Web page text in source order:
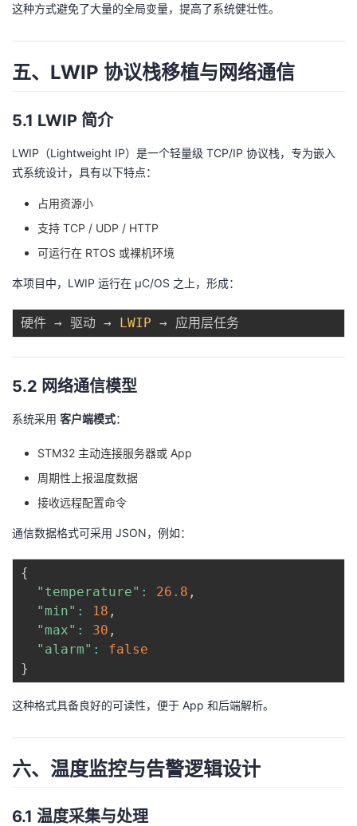
这种方式避免了大量的全局变量，提高了系统健壮性。
五、LWIP 协议栈移植与网络通信
5.1 LWIP 简介
LWIP（Lightweight IP）是一个轻量级 TCP/IP 协议栈，专为嵌入
式系统设计，具有以下特点：
占用资源小
支持 TCP / UDP / HTTP
可运行在 RTOS 或裸机环境
本项目中，LWIP 运行在 μC/OS 之上，形成：
硬件 → 驱动 → LWIP
5.2 网络通信模型
系统采用 客户端模式：
STM32 主动连接服务器或 App
周期性上报温度数据
接收远程配置命令
通信数据格式可采用 JSON，例如：
{
"temperature" : 26.8 ,
"min" : 18 ,
"max" : 30 ,
"alarm" :
false
}
这种格式具备良好的可读性，便于 App 和后端解析。
六、温度监控与告警逻辑设计
6.1 温度采集与处理